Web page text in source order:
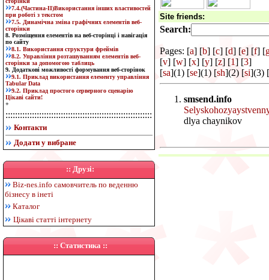
7.4.(Частина-II)Використання інших властивостей
при роботі з текстом
7.5. Динамічна зміна графічних елементів веб-
сторінки
8. Розміщення елементів на веб-сторінці і навігація
по сайту
8.1. Використання структури фреймів
8.2. Управління розташуванням елементів веб-
сторінки за допомогою таблиць
9. Додаткові можливості формування веб-сторінок
9.1. Приклад використання елементу управління
Tabular Data
9.2. Приклад простого серверного сценарію
Цікаві сайти!
+
:::::::::::::::::::::::::::::::::::::::::::::::::::::::::::::
Контакти
Додати у вибране
:: Друзі:
Biz-nes.info самовчитель по веденню
бізнесу в інеті
Каталог
Цікаві статті інтернету
:: Статистика ::
Site friends:
Search:
Pages: [a] [b] [c] [d] [e] [f] [
[v] [w] [x] [y] [z] [1] [3]
[sa](1) [se](1) [sh](2) [si](3) [
smsend.info
dlya chaynikov